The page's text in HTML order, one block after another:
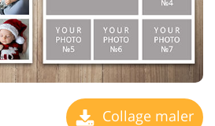
Collage maler